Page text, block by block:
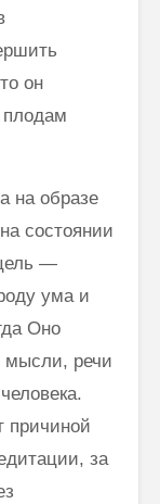
он
плодам
на образе
состоянии
—
ума и
Оно
мысли, речи
причиной
за